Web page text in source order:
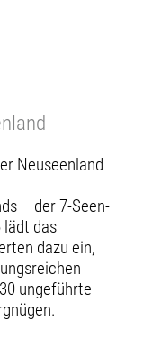
Neuseenland
– der 7-Seen-
lädt das
dazu ein,
ungeführte